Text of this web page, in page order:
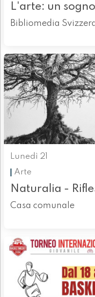
L'arte: un
Bibliomedia
Lunedì 21
Arte
Naturalia -
Casa comunale